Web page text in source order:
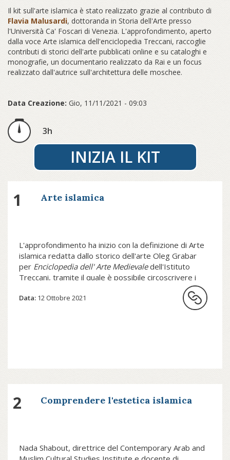
Il kit sull'arte islamica è stato realizzato grazie al contributo di
Flavia Malusardi, dottoranda in Storia dell'Arte presso
l'Università Ca' Foscari di Venezia. L'approfondimento, aperto
dalla voce Arte islamica dell'enciclopedia Treccani, raccoglie
contributi di storici dell'arte pubblicati online e su cataloghi e
monografie, un documentario realizzato da Rai e un focus
realizzato dall'autrice sull'architettura delle moschee.
Data Creazione: Gio, 11/11/2021 - 09:03
3h
INIZIA IL KIT
1 Arte islamica
L'approfondimento ha inizio con la definizione di Arte
islamica redatta dallo storico dell'arte Oleg Grabar
per Enciclopedia dell' Arte Medievaledell'Istituto
Treccani, tramite il quale è possibile circoscrivere i
trattato nel kit formativo.
dell'Islam, la religione monoteistica
seguaci di altre religioni, e a loro
Data: 12 Ottobre 2021
2 Comprendere l'estetica islamica
Nada Shabout, direttrice del Contemporary Arab and